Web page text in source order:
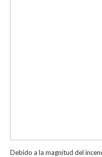
Debido a la magnitud del